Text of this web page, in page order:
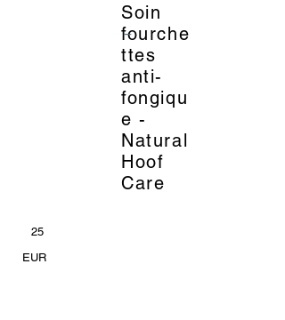
Soin
fourche
ttes
anti-
fongiqu
e -
Natural
Hoof
Care
_
25
EUR